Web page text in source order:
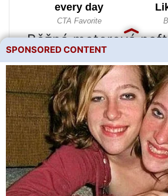
Běžná motorová
pomůže odstranit
podzemních
případě však
místnost vyprázdnit
poté ošetřit stěny a
motorovou naftou.
musíte vybílit
SPONSORED CONTENT